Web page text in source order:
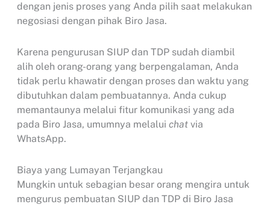
dengan jenis proses yang Anda pilih saat melakukan
negosiasi dengan pihak Biro Jasa.
Karena pengurusan SIUP dan TDP sudah diambil
alih oleh orang-orang yang berpengalaman, Anda
tidak perlu khawatir dengan proses dan waktu yang
dibutuhkan dalam pembuatannya. Anda cukup
memantaunya melalui fitur komunikasi yang ada
pada Biro Jasa, umumnya melalui chat via
WhatsApp.
Biaya yang Lumayan Terjangkau
Mungkin untuk sebagian besar orang mengira untuk
mengurus pembuatan SIUP dan TDP di Biro Jasa